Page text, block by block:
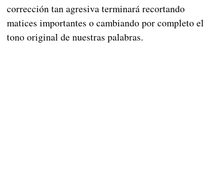
corrección tan agresiva terminará recortando
matices importantes o cambiando por completo el
tono original de nuestras palabras.